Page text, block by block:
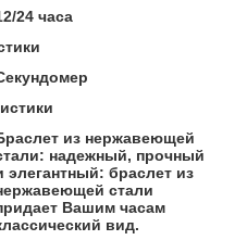
24 часа
из нержавеющей
надежный, прочный
элегантный: браслет из
стали
Вашим часам
вид.